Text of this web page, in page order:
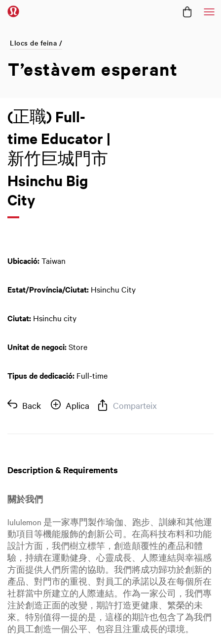
Llocs de feina /
T’estàvem esperant
(正職) Full-
time Educator |
新竹巨城門市
Hsinchu Big
City
Ubicació:Taiwan
Estat/Província/Ciutat: Hsinchu City
Ciutat: Hsinchu city
Unitat de negoci:Store
Tipus de dedicació: Full-time
Back Aplica Comparteix
Description & Requirements
關於我們
lululemon 是一家專門製作瑜伽、跑步、訓練和其他運
動項目等機能服飾的創新公司。在高科技布料和功能
設計方面，我們樹立標竿，創造顛覆性的產品和體
驗，持續在運動健身、心靈成長、人際連結與幸福感
方面提供人們所需的協助。我們將成功歸功於創新的
產品、對門市的重視、對員工的承諾以及在每個所在
社群當中所建立的人際連結。作為一家公司，我們專
注於創造正面的改變，期許打造更健康、繁榮的未
來。特別值得一提的是，這樣的期許也包含了為我們
的員工創造一個公平、包容且注重成長的環境。